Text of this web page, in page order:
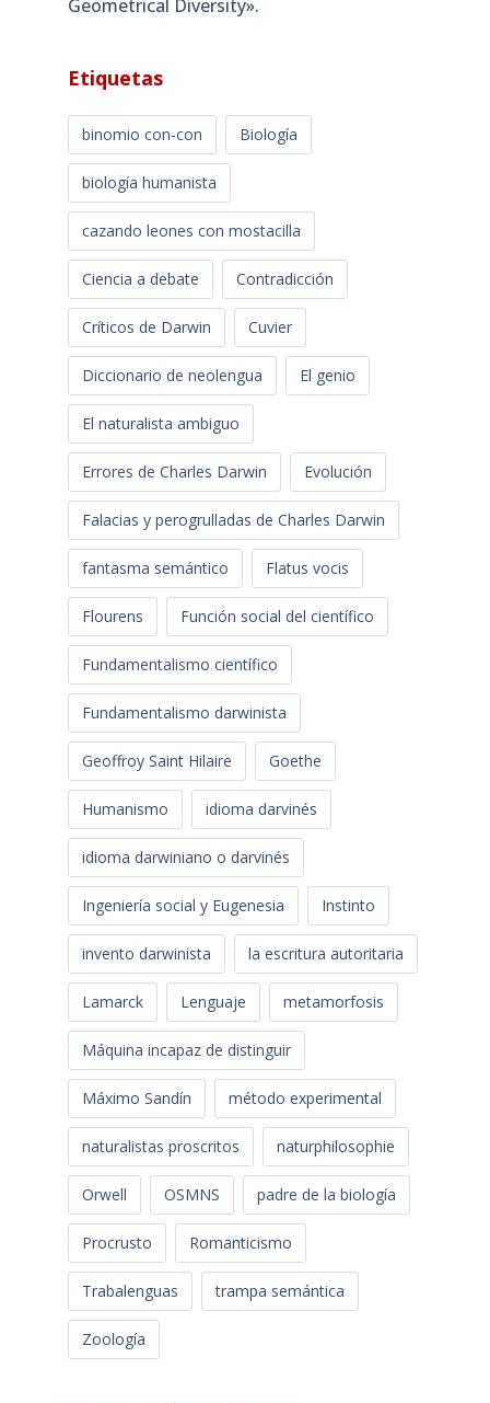
Geometrical Diversity»​.
Etiquetas
binomio con-con Biología
biología humanista
cazando leones con mostacilla
Ciencia a debate Contradicción
Críticos de Darwin Cuvier
Diccionario de neolengua El genio
El naturalista ambiguo
Errores de Charles Darwin Evolución
Falacias y perogrulladas de Charles Darwin
fantasma semántico Flatus vocis
Flourens Función social del científico
Fundamentalismo científico
Fundamentalismo darwinista
Geoffroy Saint Hilaire Goethe
Humanismo idioma darvinés
idioma darwiniano o darvinés
Ingeniería social y Eugenesia Instinto
invento darwinista la escritura autoritaria
Lamarck Lenguaje metamorfosis
Máquina incapaz de distinguir
Máximo Sandín método experimental
naturalistas proscritos naturphilosophie
Orwell OSMNS padre de la biología
Procrusto Romanticismo
Trabalenguas trampa semántica
Zoología